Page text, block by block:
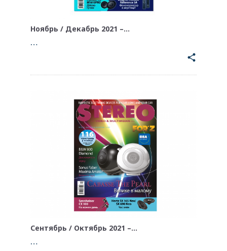
Ноябрь / Декабрь 2021 –…
…
share
Сентябрь / Октябрь 2021 –…
…